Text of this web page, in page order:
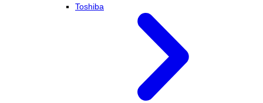
Toshiba